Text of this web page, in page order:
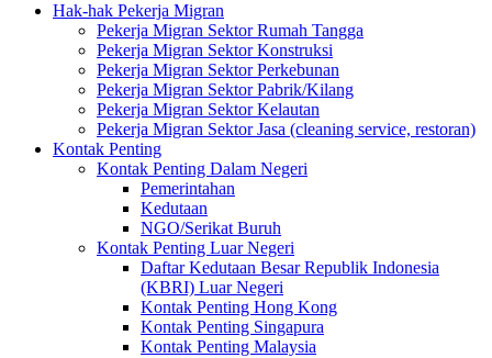
Hak-hak Pekerja Migran
Pekerja Migran Sektor Rumah Tangga
Pekerja Migran Sektor Konstruksi
Pekerja Migran Sektor Perkebunan
Pekerja Migran Sektor Pabrik/Kilang
Pekerja Migran Sektor Kelautan
Pekerja Migran Sektor Jasa (cleaning service, restoran)
Kontak Penting
Kontak Penting Dalam Negeri
Pemerintahan
Kedutaan
NGO/Serikat Buruh
Kontak Penting Luar Negeri
Daftar Kedutaan Besar Republik Indonesia
(KBRI) Luar Negeri
Kontak Penting Hong Kong
Kontak Penting Singapura
Kontak Penting Malaysia